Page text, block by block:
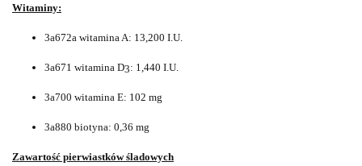
Witaminy:
3a672a witamina A: 13,200 I.U.
3a671 witamina D3: 1,440 I.U.
3a700 witamina E: 102 mg
3a880 biotyna: 0,36 mg
Zawartość pierwiastków śladowych